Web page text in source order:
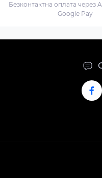
Безконтактна оплата через
Google Pay